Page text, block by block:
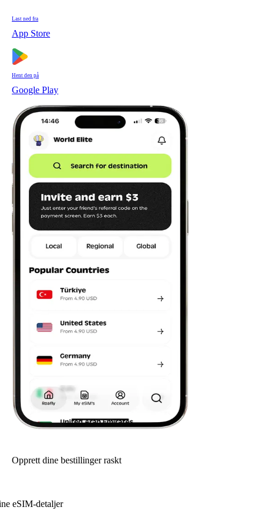
Last ned fra
App Store
Hent den på
Google Play
Opprett dine bestillinger raskt
eSIM-detaljer